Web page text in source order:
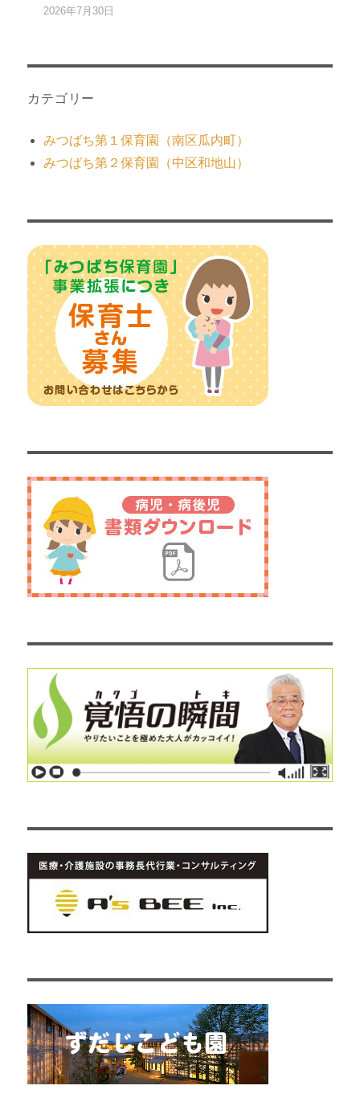
2026年7月30日
カテゴリー
みつばち第１保育園（南区瓜内町）
みつばち第２保育園（中区和地山）